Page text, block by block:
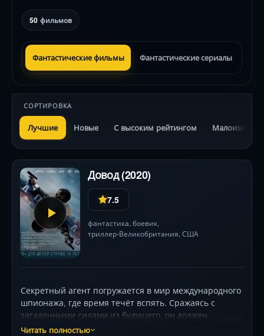
50 фильмов
Фантастические фильмы Фантастические сериалы
СОРТИРОВКА
Лучшие Новые С высоким рейтингом
Довод (2020)
7.5
фантастика, боевик,
триллер•Великобритания, США
Секретный агент погружается в мир международного
шпионажа, где время течёт вспять. Сражаясь с
загадочными силами из будущего, он должен
предотвратить глобальную катастрофу, используя
Читать полностью